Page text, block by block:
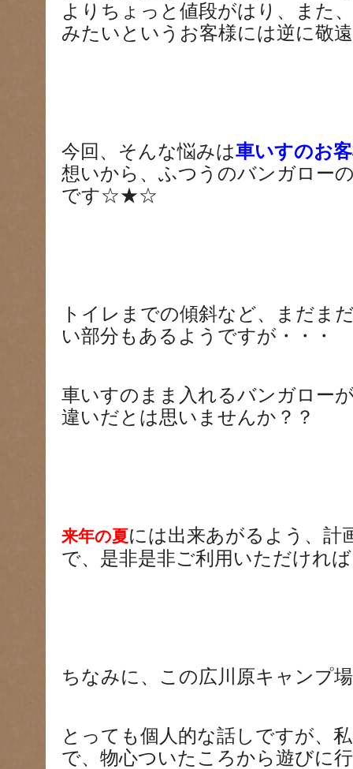
よりちょっと値段がはり、また
みたいというお客様には逆に敬
今回、そんな悩みは車いすのお
想いから、ふつうのバンガロー
です☆★☆
トイレまでの傾斜など、まだま
い部分もあるようですが・・・
車いすのまま入れるバンガロー
違いだとは思いませんか？？
来年の夏には出来あがるよう、計
で、是非是非ご利用いただけれ
ちなみに、この広川原キャンプ
とっても個人的な話しですが、
で、物心ついたころから遊びに